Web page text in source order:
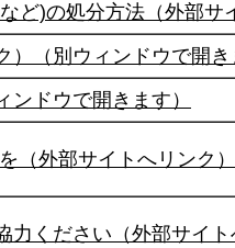
)の処分方法（外部サ
（別ウィンドウで開き
ドウで開きます）
外部サイトへリンク
ください（外部サイ